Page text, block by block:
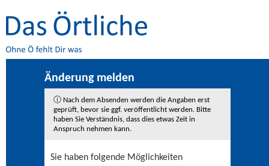
Änderung melden
ⓘ Nach dem Absenden werden die Angaben erst
geprüft, bevor sie ggf. veröffentlicht werden. Bitte
haben Sie Verständnis, dass dies etwas Zeit in
Anspruch nehmen kann.
Sie haben folgende Möglichkeiten